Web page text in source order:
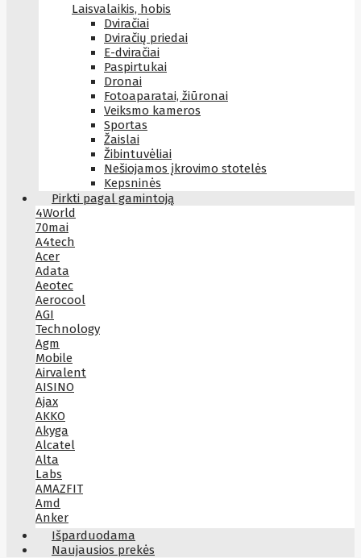
Laisvalaikis, hobis
Dviračiai
Dviračių priedai
E-dviračiai
Paspirtukai
Dronai
Fotoaparatai, žiūronai
Veiksmo kameros
Sportas
Žaislai
Žibintuvėliai
Nešiojamos įkrovimo stotelės
Kepsninės
Pirkti pagal gamintoją
4World
70mai
A4tech
Acer
Adata
Aeotec
Aerocool
AGI
Technology
Agm
Mobile
Airvalent
AISINO
Ajax
AKKO
Akyga
Alcatel
Alta
Labs
AMAZFIT
Amd
Anker
Antec
Aoc
Išparduodama
Naujausios prekės